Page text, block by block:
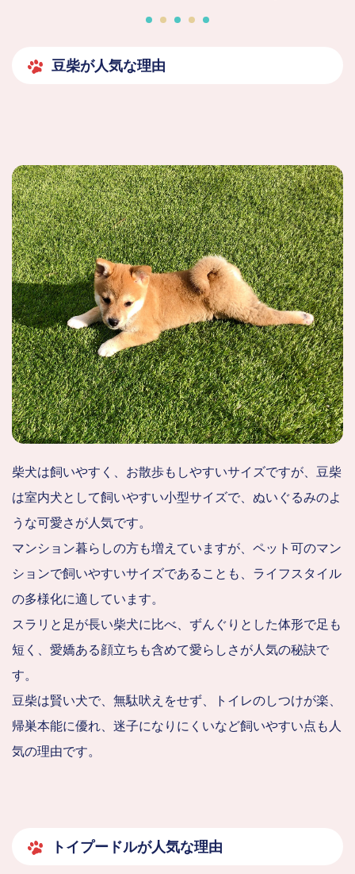
豆柴が人気な理由
柴犬は飼いやすく、お散歩もしやすいサイズですが、豆柴
は室内犬として飼いやすい小型サイズで、ぬいぐるみのよ
うな可愛さが人気です。
マンション暮らしの方も増えていますが、ペット可のマン
ションで飼いやすいサイズであることも、ライフスタイル
の多様化に適しています。
スラリと足が長い柴犬に比べ、ずんぐりとした体形で足も
短く、愛嬌ある顔立ちも含めて愛らしさが人気の秘訣で
す。
豆柴は賢い犬で、無駄吠えをせず、トイレのしつけが楽、
帰巣本能に優れ、迷子になりにくいなど飼いやすい点も人
気の理由です。
トイプードルが人気な理由